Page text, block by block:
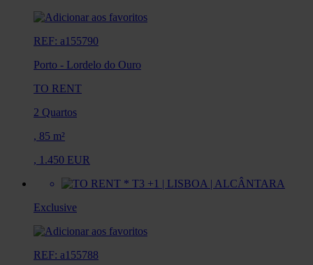
REF: a155790
Porto - Lordelo do Ouro
TO RENT
2 Quartos
, 85 m²
, 1.450 EUR
Exclusive
REF: a155788